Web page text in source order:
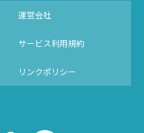
運営会社
サービス利用規約
リンクポリシー